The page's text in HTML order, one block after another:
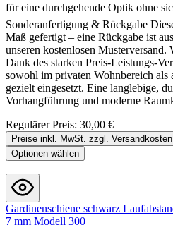
für eine durchgehende Optik ohne
Sonderanfertigung & Rückgabe
Maß gefertigt – eine Rückgabe ist
unseren kostenlosen Musterversand.
Dank des starken Preis-Leistungs-
sowohl im privaten Wohnbereich als
gezielt eingesetzt. Eine langlebige,
Vorhangführung und moderne
Regulärer Preis: 30,00 €
Preise inkl. MwSt. zzgl. Versandkosten
Optionen wählen
Gardinenschiene schwarz
7 mm Modell 300